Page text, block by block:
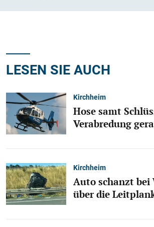
LESEN SIE AUCH
Kirchheim
Hose samt
Verabredung
Kirchheim
Auto schanzt bei
über die